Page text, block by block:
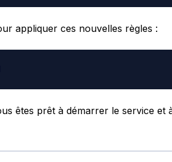
appliquer ces nouvelles règles :
êtes prêt à démarrer le service et